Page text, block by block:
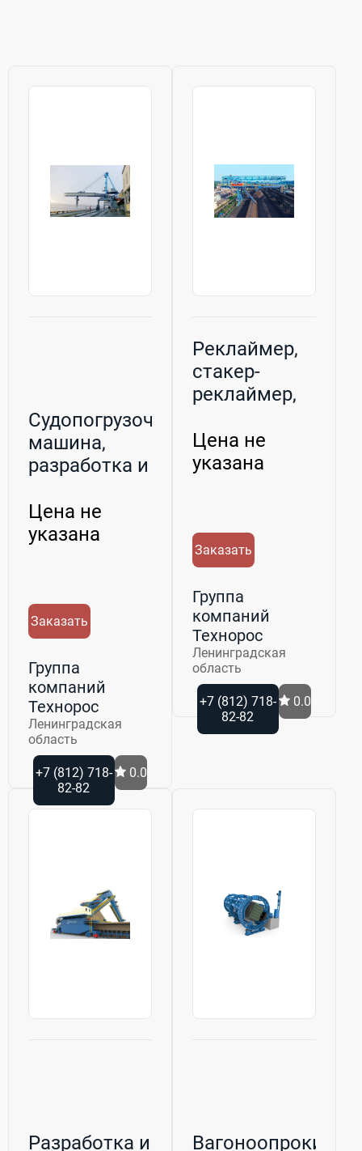
Судопогрузочная
машина,
разработка и
Цена не
указана
Заказать
Группа
компаний
Технорос
Ленинградская
область
+7 (812) 718-
82-82
0.0
Реклаймер,
стакер-
реклаймер,
заборщик,
ро...
Цена не
указана
Заказать
Группа
компаний
Технорос
Ленинградская
область
+7 (812) 718-
82-82
0.0
Разработка и